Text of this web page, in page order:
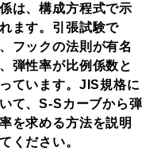
は、構成方程式で示
ます。引張試験で
フックの法則が有名
弾性率が比例係数と
ています。JIS規格に
て、S-Sカーブから弾
を求める方法を説明
ください。